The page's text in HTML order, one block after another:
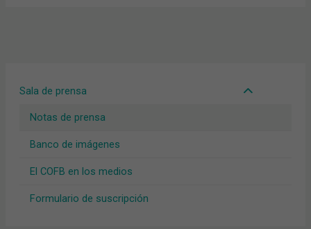
Sala de prensa
Notas de prensa
Banco de imágenes
El COFB en los medios
Formulario de suscripción